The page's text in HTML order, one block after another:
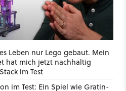
Leben nur Lego gebaut. Mein
hat mich jetzt nachhaltig
im Test
im Test: Ein Spiel wie Gratin-